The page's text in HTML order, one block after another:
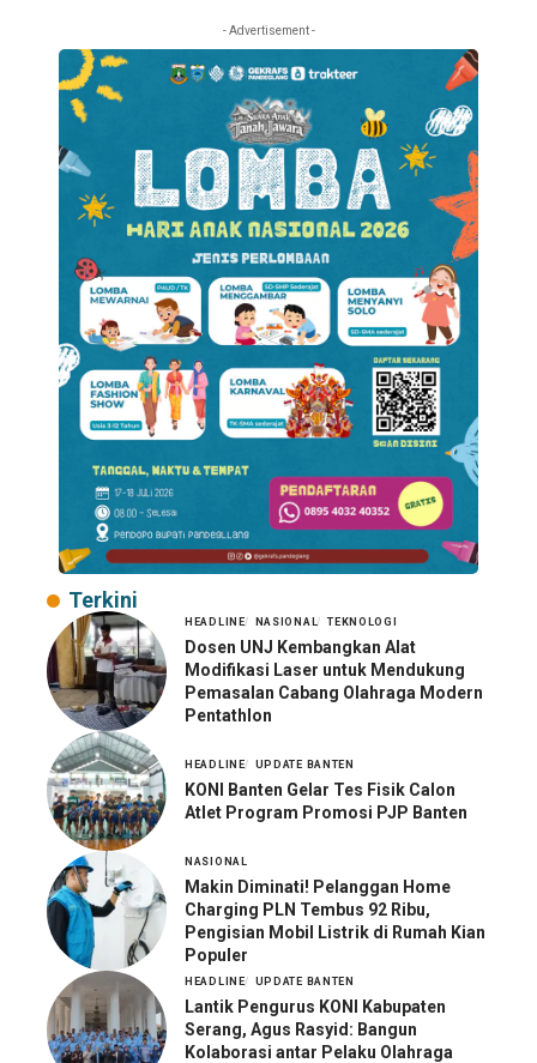
- Advertisement -
Terkini
HEADLINE NASIONAL TEKNOLOGI
Dosen UNJ Kembangkan Alat
Modifikasi Laser untuk Mendukung
Pemasalan Cabang Olahraga Modern
Pentathlon
HEADLINE UPDATE BANTEN
KONI Banten Gelar Tes Fisik Calon
Atlet Program Promosi PJP Banten
NASIONAL
Makin Diminati! Pelanggan Home
Charging PLN Tembus 92 Ribu,
Pengisian Mobil Listrik di Rumah Kian
Populer
HEADLINE UPDATE BANTEN
Lantik Pengurus KONI Kabupaten
Serang, Agus Rasyid: Bangun
Kolaborasi antar Pelaku Olahraga